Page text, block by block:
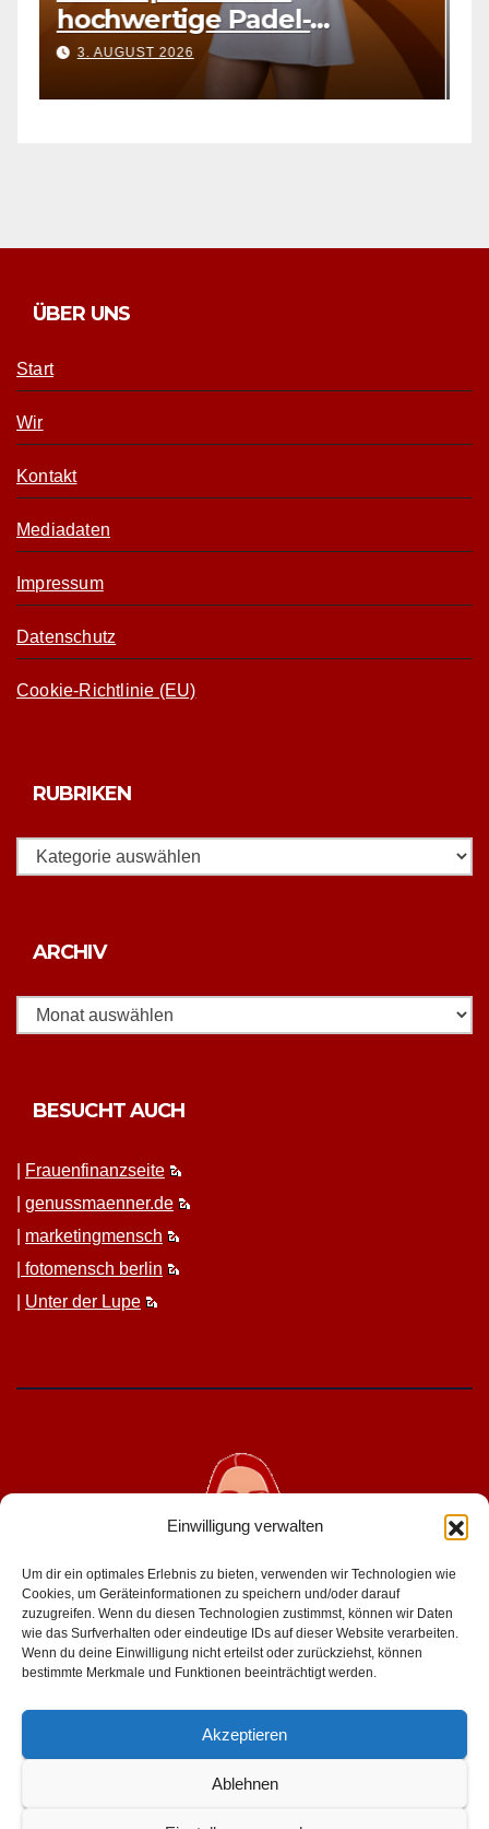
Einwilligung verwalten
Um dir ein optimales Erlebnis zu bieten, verwenden wir Technologien wie
Cookies, um Geräteinformationen zu speichern und/oder darauf
zuzugreifen. Wenn du diesen Technologien zustimmst, können wir Daten
wie das Surfverhalten oder eindeutige IDs auf dieser Website verarbeiten.
Wenn du deine Einwilligung nicht erteilst oder zurückziehst, können
bestimmte Merkmale und Funktionen beeinträchtigt werden.
Akzeptieren
Ablehnen
Create Offline Memories
3. AUGUST 2026
ÜBER UNS
Start
Wir
Kontakt
Mediadaten
Impressum
Datenschutz
Cookie-Richtlinie (EU)
RUBRIKEN
Rubriken
ARCHIV
BESUCHT AUCH
Frauen­fi­nanz­seite
genussmaenner.de
mar­ket­ing­men­sch
fotomen­sch berlin
Unter der Lupe
geniesserinnen.de